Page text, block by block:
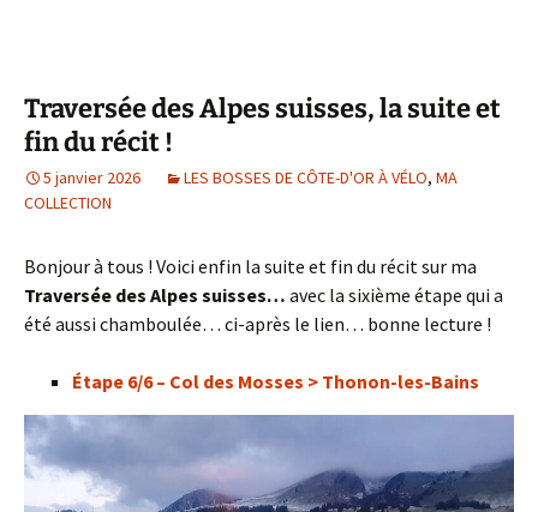
Traversée des Alpes suisses, la suite et
fin du récit !
5 janvier 2026 LES BOSSES DE CÔTE-D'OR À VÉLO, MA
COLLECTION
Bonjour à tous ! Voici enfin la suite et fin du récit sur ma
Traversée des Alpes suisses… avec la sixième étape qui a
été aussi chamboulée… ci-après le lien… bonne lecture !
Étape 6/6 – Col des Mosses > Thonon-les-Bains